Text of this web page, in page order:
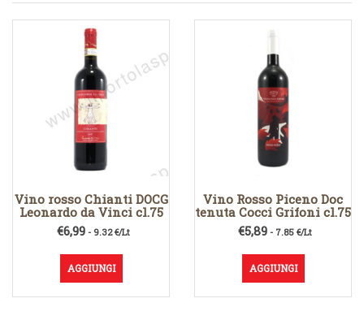
Vino rosso Chianti DOCG
Leonardo da Vinci cl.75
€6,99- 9.32 €/Lt
AGGIUNGI
Vino Rosso Piceno Doc
tenuta Cocci Grifoni cl.75
€5,89 - 7.85 €/Lt
AGGIUNGI